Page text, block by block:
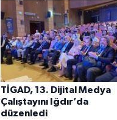
TİGAD, 13. Dijital Medya
Çalıştayını Iğdır’da
düzenledi